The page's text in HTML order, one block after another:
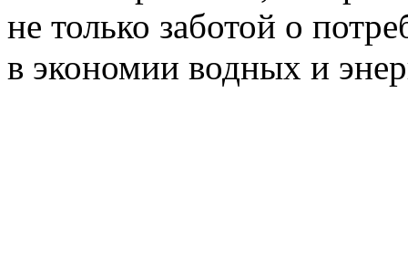
не только заботой о
в экономии водных и